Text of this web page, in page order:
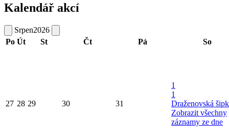
Kalendář akcí
Srpen2026
Po Út St Čt Pá So
27 28 29 30 31
1
1
Draženovská
Zobrazit všechny
záznamy ze dne